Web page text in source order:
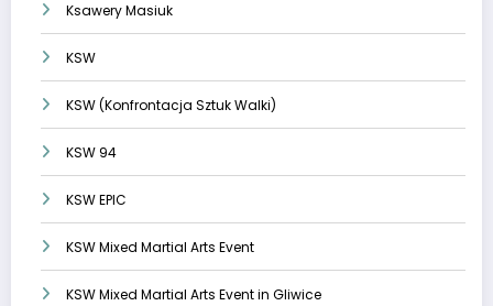
Ksawery Masiuk
KSW
KSW (Konfrontacja Sztuk Walki)
KSW 94
KSW EPIC
KSW Mixed Martial Arts Event
KSW Mixed Martial Arts Event in Gliwice